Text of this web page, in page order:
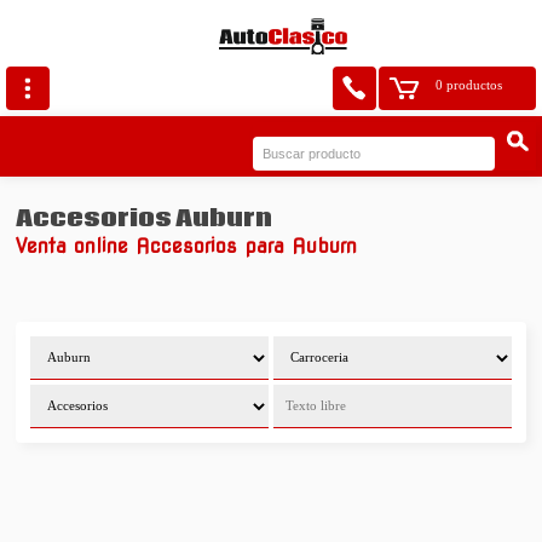
0 productos
Accesorios Auburn
Venta online Accesorios para Auburn